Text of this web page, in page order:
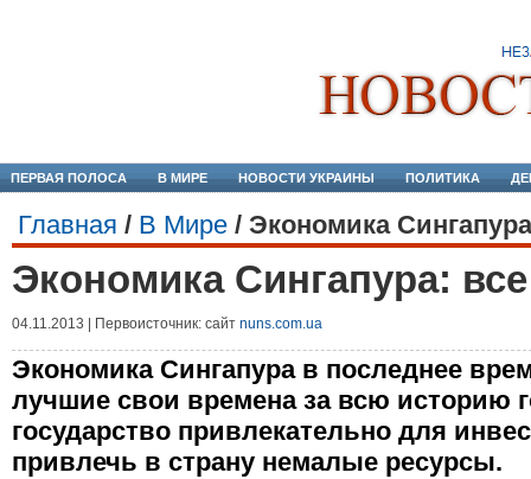
ПЕРВАЯ ПОЛОСА В МИРЕ НОВОСТИ УКРАИНЫ ПОЛИТИКА
Главная / В Мире / Экономика
Экономика Сингапура:
04.11.2013 | Первоисточник: сайт nuns.com.ua
Экономика Сингапура в последнее
лучшие свои времена за всю историю
государство привлекательно для
привлечь в страну немалые ресурсы.